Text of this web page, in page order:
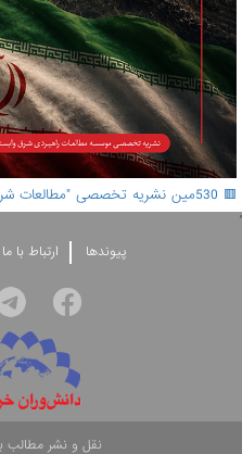
🟥 530مین نشریه تخصصی "مطالعات شرق" منتشر شد.
'
پيوندها ارتباط با ما
نقل و نشر مطالب